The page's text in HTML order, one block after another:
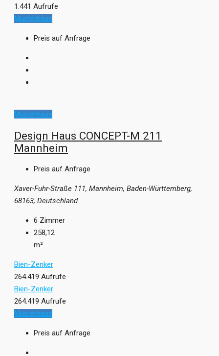
1.441 Aufrufe
Musterhaus
Preis auf Anfrage
Musterhaus
Design Haus CONCEPT-M 211
Mannheim
Preis auf Anfrage
Xaver-Fuhr-Straße 111, Mannheim, Baden-Württemberg,
68163, Deutschland
6 Zimmer
258,12
m²
Bien-Zenker
264.419 Aufrufe
Bien-Zenker
264.419 Aufrufe
Musterhaus
Preis auf Anfrage